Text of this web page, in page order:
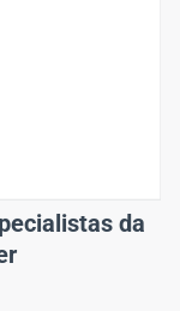
da